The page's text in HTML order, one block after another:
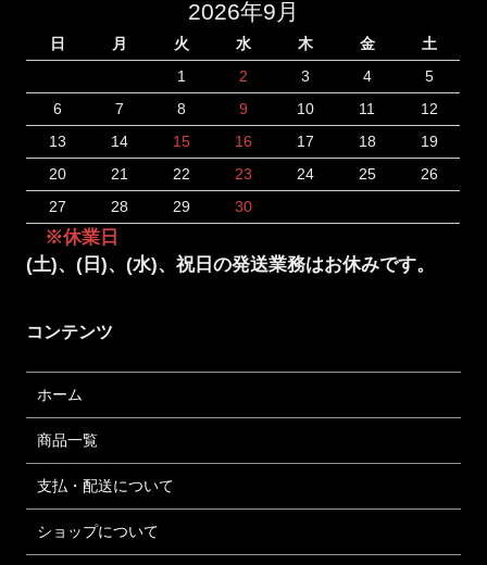
2026年9月
日 月 火 水 木 金
土
1
2 3 4
5
6
7 8 9 10 11
12
13
14 15 16 17 18
19
20
21 22 23 24 25
26
27
28 29 30
※休業日
(土)、(日)、(水)、祝日の発送業務はお休みです。
コンテンツ
ホーム
商品一覧
支払・配送について
ショップについて